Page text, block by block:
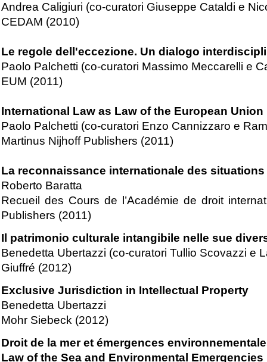
Andrea Caligiuri (co-curatori Giuseppe Cataldi e
CEDAM (2010)
Le regole dell'eccezione. Un dialogo
Paolo Palchetti (co-curatori Massimo Meccarelli e
EUM (2011)
International Law as Law of the European Union
Paolo Palchetti (co-curatori Enzo Cannizzaro e
Martinus Nijhoff Publishers (2011)
La reconnaissance internationale des
Roberto Baratta
Recueil des Cours de l’Académie de droit
Publishers (2011)
Il patrimonio culturale intangibile nelle sue
Benedetta Ubertazzi (co-curatori Tullio Scovazzi e
Giuffré (2012)
Exclusive Jurisdiction in Intellectual Property
Benedetta Ubertazzi
Mohr Siebeck (2012)
Droit de la mer et émergences
Law of the Sea and Environmental Emergencies